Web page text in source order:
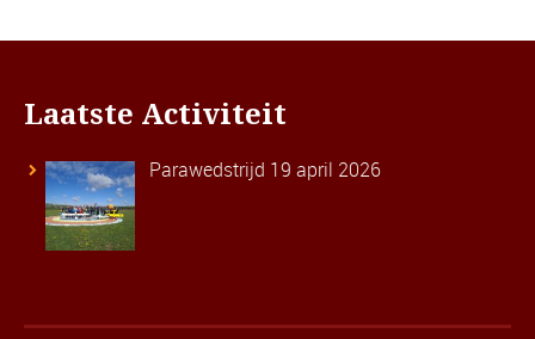
Laatste Activiteit
Parawedstrijd 19 april 2026